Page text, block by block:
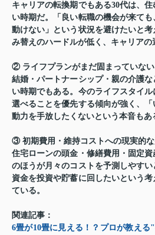
キャリアの転換期でもある30代は、
い時期だ。「良い転職の機会が来て
動けない」という状況を避けたいと
み替えのハードルが低く、キャリアの
② ライフプランがまだ固まっていない
結婚・パートナーシップ・親の介護
い時期でもある。今のライフスタイ
選べることを優先する傾向が強く、
動力を手放したくないという本音もあ
③ 初期費用・維持コストへの現実的
住宅ローンの頭金・修繕費用・固定
のほうが月々のコストを予測しやす
資金を投資や貯蓄に回したいという
ている。
関連記事：
6畳が10畳に見える！？プロが教え